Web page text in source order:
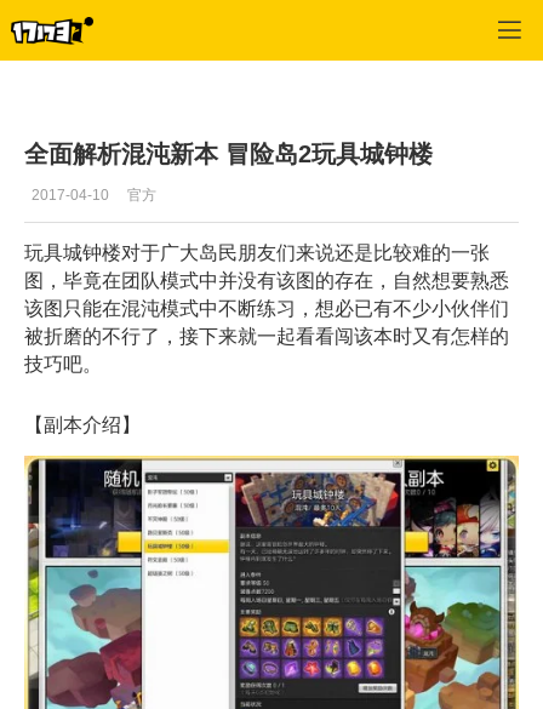
全面解析混沌新本 冒险岛2玩具城钟楼
2017-04-10 官方
玩具城钟楼对于广大岛民朋友们来说还是比较难的一张
图，毕竟在团队模式中并没有该图的存在，自然想要熟悉
该图只能在混沌模式中不断练习，想必已有不少小伙伴们
被折磨的不行了，接下来就一起看看闯该本时又有怎样的
技巧吧。
【副本介绍】